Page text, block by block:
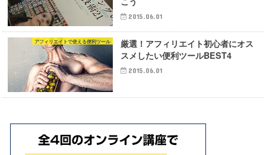
2015.06.01
アフィリエイトで使える便利ツール
厳選！アフィリエイト初心者にオス
スメしたい便利ツールBEST4
2015.06.01